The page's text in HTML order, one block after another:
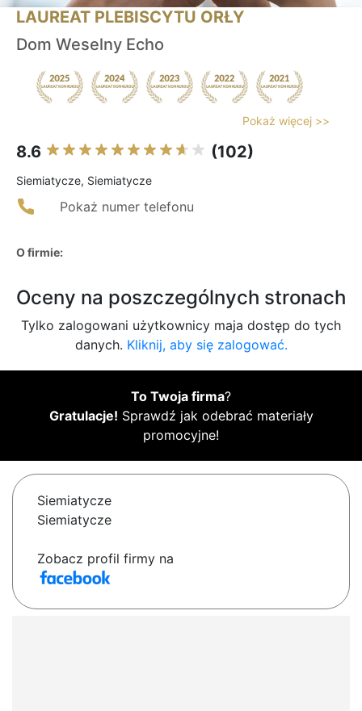
LAUREAT PLEBISCYTU ORŁY
Dom Weselny Echo
Pokaż więcej >>
8.6 (102)
Siemiatycze, Siemiatycze
Pokaż numer telefonu
O firmie:
Oceny na poszczególnych stronach
Tylko zalogowani użytkownicy maja dostęp do tych
danych. Kliknij, aby się zalogować.
To Twoja firma?
Gratulacje! Sprawdź jak odebrać materiały
promocyjne!
Siemiatycze
Siemiatycze
Zobacz profil firmy na